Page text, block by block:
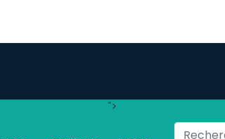
">
Rechercher